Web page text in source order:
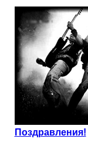
Поздравления!